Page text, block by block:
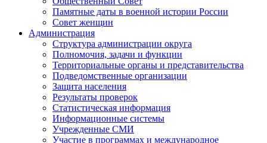
Памятные даты в военной истории России
Совет женщин
Администрация
Структура администрации округа
Полномочия, задачи и функции
Территориальные органы и представительства
Подведомственные организации
Защита населения
Результаты проверок
Статистическая информация
Информационные системы
Учрежденные СМИ
Участие в программах и международное